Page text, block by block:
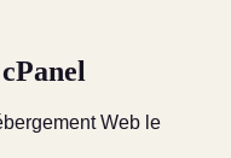
Web le